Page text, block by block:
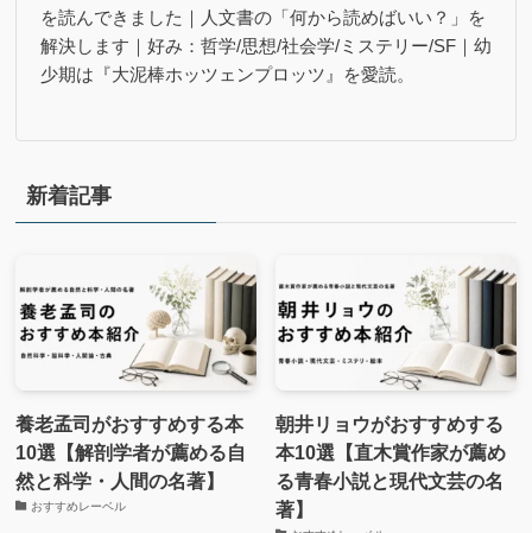
を読んできました｜人文書の「何から読めばいい？」を
解決します｜好み：哲学/思想/社会学/ミステリー/SF｜幼
少期は『大泥棒ホッツェンプロッツ』を愛読。
新着記事
養老孟司がおすすめする本
10選【解剖学者が薦める自
然と科学・人間の名著】
おすすめレーベル
朝井リョウがおすすめする
本10選【直木賞作家が薦め
る青春小説と現代文芸の名
著】